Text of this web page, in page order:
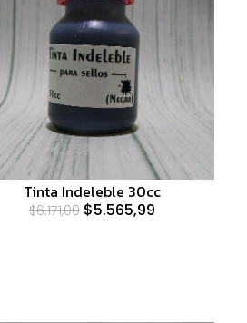
Tinta Indeleble 30cc
$6.171,00$5.565,99